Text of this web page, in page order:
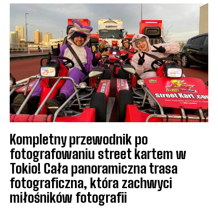
Kompletny przewodnik po
fotografowaniu street kartem w
Tokio! Cała panoramiczna trasa
fotograficzna, która zachwyci
miłośników fotografii